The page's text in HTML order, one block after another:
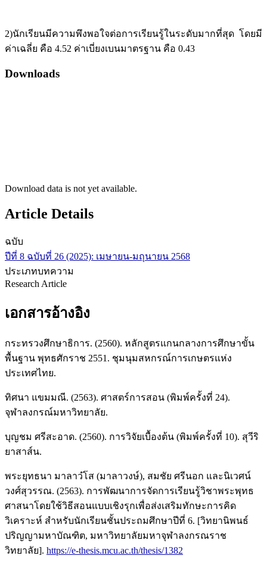
2)นักเรียนมีความพึงพอใจต่อการเรียนรู้ในระดับมากที่สุด โดยมี
ค่าเฉลี่ย คือ 4.52 ค่าเบี่ยงเบนมาตรฐาน คือ 0.43
Downloads
Download data is not yet available.
Article Details
ฉบับ
ปีที่ 8 ฉบับที่ 26 (2025): เมษายน-มถุนายน 2568
ประเภทบทความ
Research Article
เอกสารอ้างอิง
กระทรวงศึกษาธิการ. (2560). หลักสูตรแกนกลางการศึกษาขั้น
พื้นฐาน พุทธศักราช 2551. ชุมนุมสหกรณ์การเกษตรแห่ง
ประเทศไทย.
ทิศนา แขมมณี. (2563). ศาสตร์การสอน (พิมพ์ครั้งที่ 24).
จุฬาลงกรณ์มหาวิทยาลัย.
บุญชม ศรีสะอาด. (2560). การวิจัยเบื้องต้น (พิมพ์ครั้งที่ 10). สุวีริ
ยาสาส์น.
พระยุทธนา มาลาวํโส (มาลาวงษ์), สมชัย ศรีนอก และนิเวศน์
วงศ์สุวรรณ. (2563). การพัฒนาการจัดการเรียนรู้วิชาพระพุทธ
ศาสนาโดยใช้วิธีสอนแบบเชิงรุกเพื่อส่งเสริมทักษะการคิด
วิเคราะห์ สำหรับนักเรียนชั้นประถมศึกษาปีที่ 6. [วิทยานิพนธ์
ปริญญามหาบัณฑิต, มหาวิทยาลัยมหาจุฬาลงกรณราช
วิทยาลัย]. https://e-thesis.mcu.ac.th/thesis/1382